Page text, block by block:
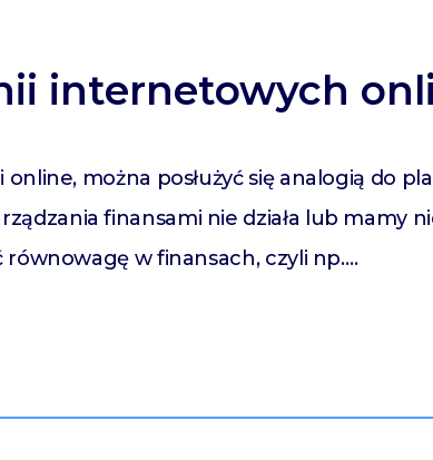
internetowych
można posłużyć się analogią do
finansami nie działa lub mamy
równowagę w finansach, czyli np.…